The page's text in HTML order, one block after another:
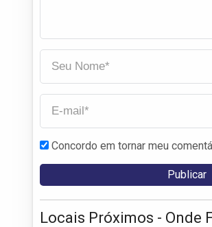
Concordo em tornar meu
Locais Próximos - Onde